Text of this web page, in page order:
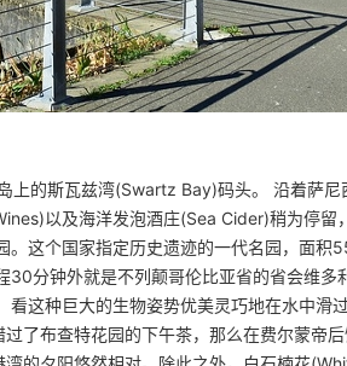
的斯瓦兹湾(Swartz Bay)码头。 沿着萨
以及海洋发泡酒庄(Sea Cider)稍为停
这个国家指定历史遗迹的一代名园，面积
分钟外就是不列颠哥伦比亚省的省会维多
这种巨大的生物姿势优美灵巧地在水中滑
了布查特花园的下午茶，那么在费尔蒙帝